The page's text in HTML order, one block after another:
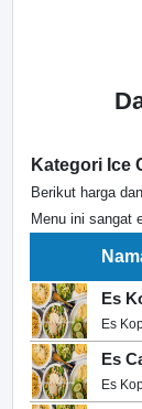
Kategori Ice
Berikut harga
Menu ini sangat
Es
Es
Es
Es